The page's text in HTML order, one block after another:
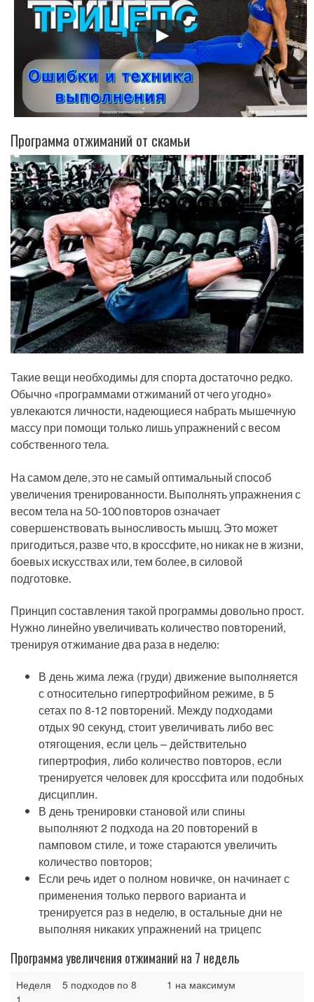
Программа отжиманий от скамьи
Такие вещи необходимы для спорта достаточно редко.
Обычно «программами отжиманий от чего угодно»
увлекаются личности, надеющиеся набрать мышечную
массу при помощи только лишь упражнений с весом
собственного тела.
На самом деле, это не самый оптимальный способ
увеличения тренированности. Выполнять упражнения с
весом тела на 50-100 повторов означает
совершенствовать выносливость мышц. Это может
пригодиться, разве что, в кроссфите, но никак не в жизни,
боевых искусствах или, тем более, в силовой
подготовке.
Принцип составления такой программы довольно прост.
Нужно линейно увеличивать количество повторений,
тренируя отжимание два раза в неделю:
В день жима лежа (груди) движение выполняется
с относительно гипертрофийном режиме, в 5
сетах по 8-12 повторений. Между подходами
отдых 90 секунд, стоит увеличивать либо вес
отягощения, если цель – действительно
гипертрофия, либо количество повторов, если
тренируется человек для кроссфита или подобных
дисциплин.
В день тренировки становой или спины
выполняют 2 подхода на 20 повторений в
памповом стиле, и тоже стараются увеличить
количество повторов;
Если речь идет о полном новичке, он начинает с
применения только первого варианта и
тренируется раз в неделю, в остальные дни не
выполняя никаких упражнений на трицепс
Программа увеличения отжиманий на 7 недель
Неделя
5 подходов по 8 1 на максимум